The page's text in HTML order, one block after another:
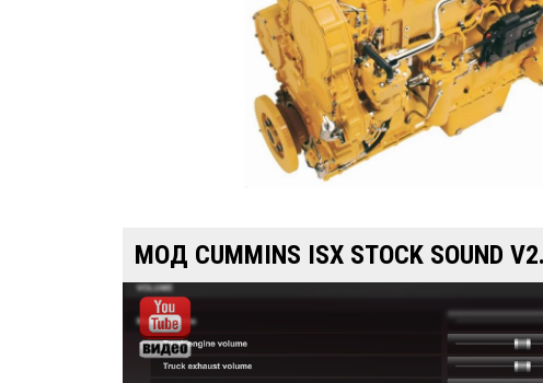
МОД CUMMINS ISX STOCK SOUND